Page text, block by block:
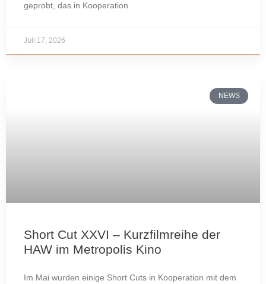
geprobt, das in Kooperation
Juli 17, 2026
NEWS
Short Cut XXVI – Kurzfilmreihe der
HAW im Metropolis Kino
Im Mai wurden einige Short Cuts in Kooperation mit dem